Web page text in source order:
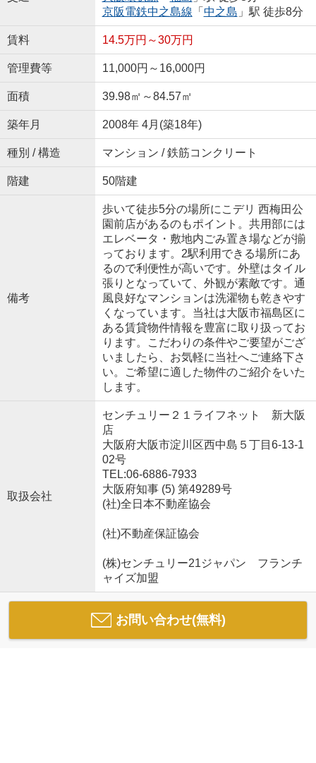
京阪電鉄中之島線 「 中之島 」駅 徒歩8分
賃料 14.5万円～30万円
管理費等 11,000円～16,000円
面積 39.98㎡～84.57㎡
築年月 2008年 4月(築18年)
種別 / 構造 マンション / 鉄筋コンクリート
階建 50階建
備考
歩いて徒歩5分の場所にこデリ 西梅田公
園前店があるのもポイント。共用部には
エレベータ・敷地内ごみ置き場などが揃
っております。2駅利用できる場所にあ
るので利便性が高いです。外壁はタイル
張りとなっていて、外観が素敵です。通
風良好なマンションは洗濯物も乾きやす
くなっています。当社は大阪市福島区に
ある賃貸物件情報を豊富に取り扱ってお
ります。こだわりの条件やご要望がござ
いましたら、お気軽に当社へご連絡下さ
い。ご希望に適した物件のご紹介をいた
します。
取扱会社
センチュリー２１ライフネット 新大阪
店
大阪府大阪市淀川区西中島５丁目6-13-1
02号
TEL:06-6886-7933
大阪府知事 (5) 第49289号
(社)全日本不動産協会
(社)不動産保証協会
(株)センチュリー21ジャパン フランチ
ャイズ加盟
お問い合わせ(無料)